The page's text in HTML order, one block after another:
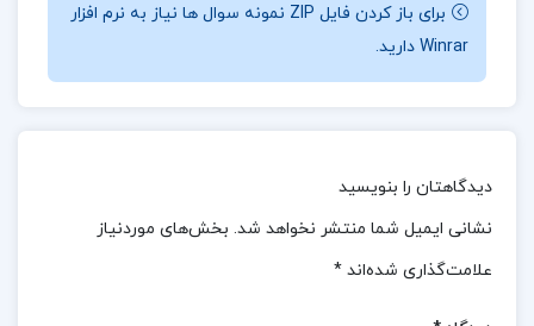
درباره نویسنده کتاب زنی که هر روز راس ساعت 6
صبح می آمد گابریل گارسیا مارکز :
مارکز، یکی از آثار برجسته‌ی این نویسنده است که به
دلیل قدرت روایتگری و عمق روانشناختی‌اش قابل توجه
است. در اینجا چند دلیل برای خرید این کتاب وجود
دارد: نویسنده‌ی بزرگ گابریل گارسیا مارکز، نویسنده‌ی
برای باز کردن فایل ZIP نمونه سوال ها نیاز به نرم افزار
Winrar دارید.
دیدگاهتان را بنویسید
نشانی ایمیل شما منتشر نخواهد شد. بخش‌های موردنیاز
علامت‌گذاری شده‌اند *